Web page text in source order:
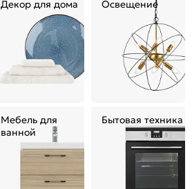
Декор для дома Освещение
Мебель для
ванной
Бытовая техника